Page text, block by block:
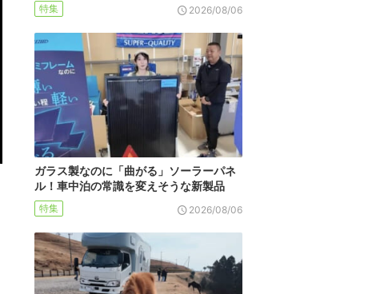
特集 2026/08/06
ガラス製なのに「曲がる」ソーラーパネ
ル！車中泊の常識を変えそうな新製品
特集 2026/08/06